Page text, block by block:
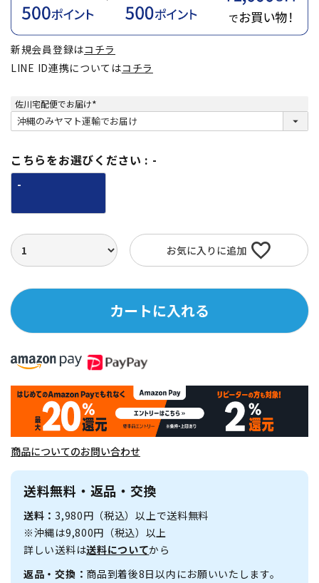
新規会員登録はコチラ
LINE ID連携についてはコチラ
佐川宅配便でお届け
(
必
須
こちらをお選びください -
-
お気に入りに追加
カートに入れる
商品についてのお問い合わせ
送料無料・返品・交換
送料：3,980円（税込）以上で送料無料
※沖縄は9,800円（税込）以上
詳しい送料は送料についてから
返品・交換： 商品到着後8日以内にお願いいたします。